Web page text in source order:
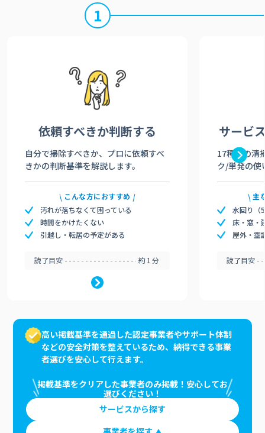
1
依頼すべきか判断する
自分で掃除すべきか、プロに依頼すべ
きかの判断基準を解説します。
こんな方におすすめ
汚れが落ちなくて困っている
時間をかけたくない
引越し・転居の予定がある
読了目安 約1分
サービ
17種類の清
ク/単発の使
主
水回り（
床・窓・
屋外・空
読了目安
高い掲載基準を通過した認定事業者やサポート体制
などの安全対策を整えているため、納得できる事業
者選びを安心して行えます。
掲載基準をクリアした事業者のみ掲載！安心してお
選びください！
サービスから探す